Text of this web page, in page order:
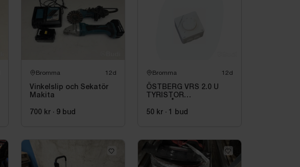
Bromma 12d
Vinkelslip och Sekatör
Makita
700 kr · 9 bud
Bromma 12d
ÖSTBERG VRS 2.0 U
TYRISTOR
50 kr · 1 bud